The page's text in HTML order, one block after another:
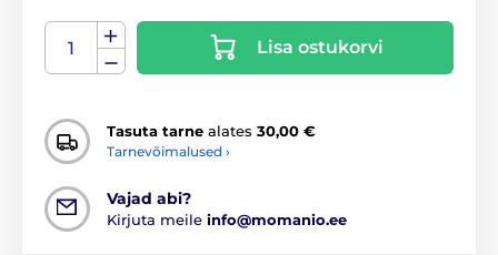
Lisa ostukorvi
Tasuta tarne alates 30,00 €
Tarnevõimalused ›
Vajad abi?
Kirjuta meile info@momanio.ee